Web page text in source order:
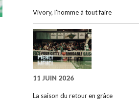
Vivory, l’homme à tout faire
11 JUIN 2026
La saison du retour en grâce